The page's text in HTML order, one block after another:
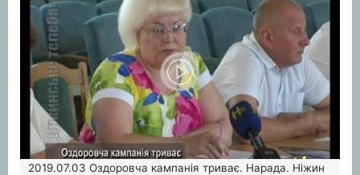
2019.07.03 Оздоровча кампанія триває. Нарада. Ніжин